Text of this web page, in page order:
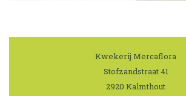
Kwekerij Mercaflora
|
Stofzandstraat 41
|
2920 Kalmthout